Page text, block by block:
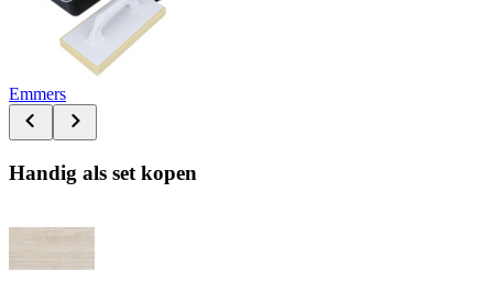
Emmers
Handig als set kopen